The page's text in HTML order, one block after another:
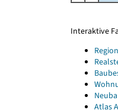
Interaktive
Atlas